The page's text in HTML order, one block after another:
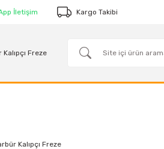
İletişim Kargo Takibi
Kalıpçı Freze